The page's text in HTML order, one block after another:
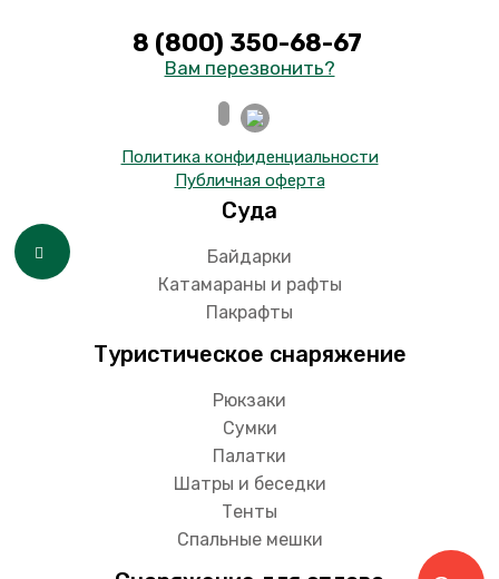
8 (800) 350-68-67
Вам перезвонить?
Политика конфиденциальности
Публичная оферта
Суда
Байдарки
Катамараны и рафты
Пакрафты
Туристическое снаряжение
Рюкзаки
Сумки
Палатки
Шатры и беседки
Тенты
Спальные мешки